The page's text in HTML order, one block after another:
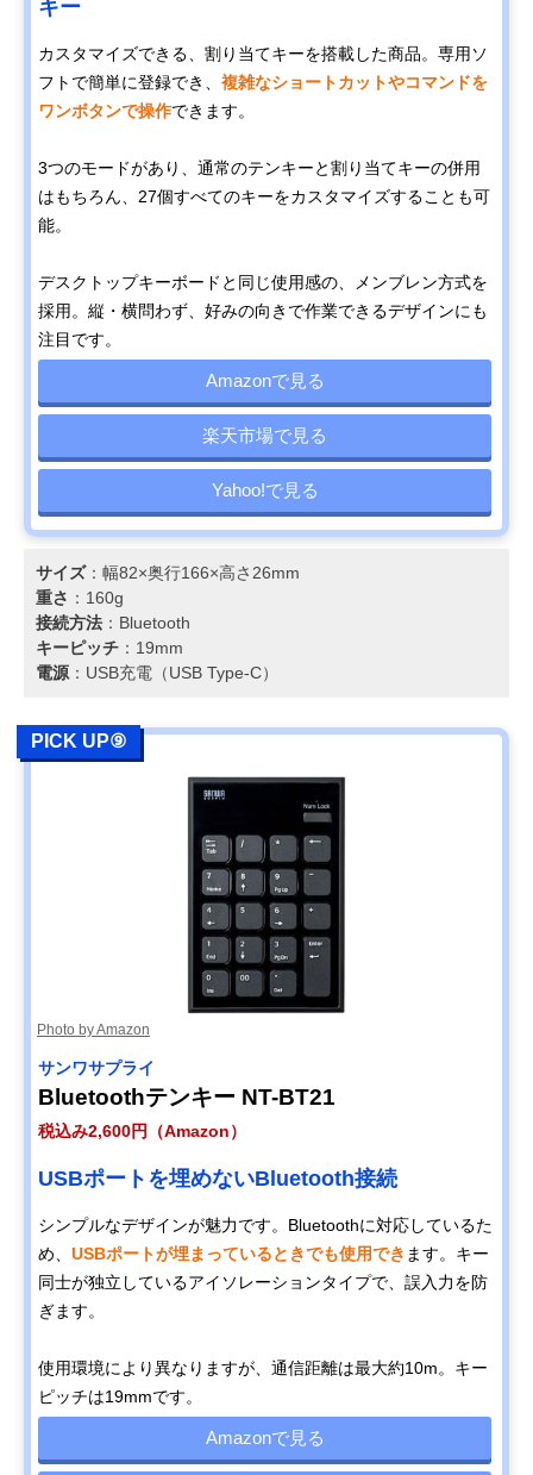
キー
カスタマイズできる、割り当てキーを搭載した商品。専用ソ
フトで簡単に登録でき、 複雑なショートカットやコマンドを
ワンボタンで操作できます。
3つのモードがあり、通常のテンキーと割り当てキーの併用
はもちろん、27個すべてのキーをカスタマイズすることも可
能。
デスクトップキーボードと同じ使用感の、メンブレン方式を
採用。縦・横問わず、好みの向きで作業できるデザインにも
注目です。
Amazonで見る
楽天市場で見る
Yahoo!で見る
サイズ：幅82×奥行166×高さ26mm
重さ ：160g
接続方法 ：Bluetooth
キーピッチ ：19mm
電源 ：USB充電（USB Type-C）
PICK UP⑨
Photo by Amazon
サンワサプライ
Bluetoothテンキー NT-BT21
税込み2,600円（Amazon）
USBポートを埋めないBluetooth接続
シンプルなデザインが魅力です。Bluetoothに対応しているた
め、 USBポートが埋まっているときでも使用でき ます。キー
同士が独立しているアイソレーションタイプで、誤入力を防
ぎます。
使用環境により異なりますが、通信距離は最大約10m。キー
ピッチは19mmです。
Amazonで見る